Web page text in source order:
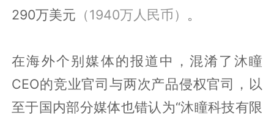
290万美元 （1940万人民币） 。
在海外个别媒体的报道中，混淆了沐瞳
CEO的竞业官司与两次产品侵权官司，以
至于国内部分媒体也错认为“沐瞳科技有限